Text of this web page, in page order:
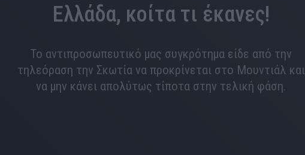
Ελλάδα, κοίτα τι έκανες!
Το αντιπροσωπευτικό μας συγκρότημα είδε από την
τηλεόραση την Σκωτία να προκρίνεται στο Μουντιάλ και
να μην κάνει απολύτως τίποτα στην τελική φάση.